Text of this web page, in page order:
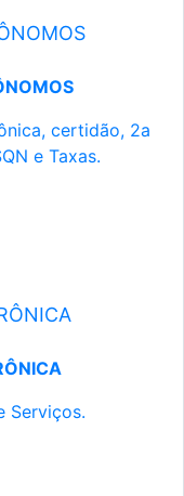
certidão, 2a
e Taxas.
Serviços.